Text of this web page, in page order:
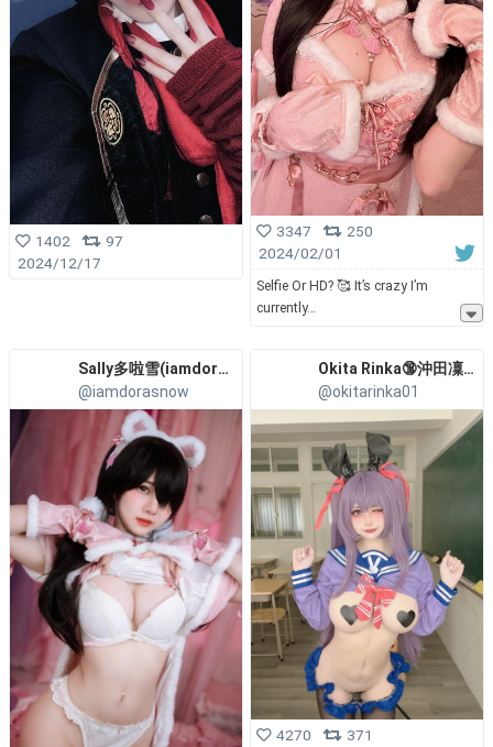
1402
97
2024/12/17
3347
250
2024/02/01
Selfie Or HD? 🥰 It’s crazy I’m
currently
Sally多啦雪(iamdorasnow)
@iamdorasnow
Okita Rinka🔞沖田凜花
@okitarinka01
4270
371